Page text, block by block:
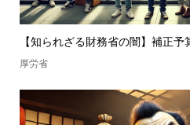
【知られざる財務省の闇】補正
厚労省